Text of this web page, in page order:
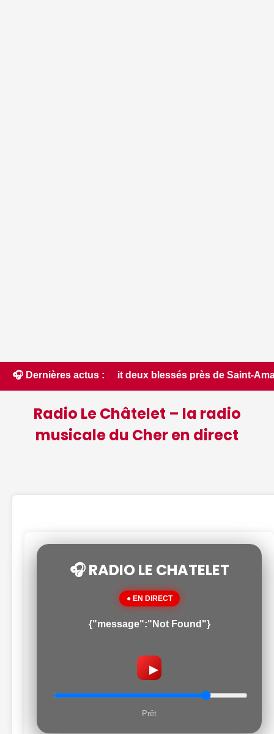
🎧 Dernières actus :
fait deux blessés près de Saint-Amand-
Radio Le Châtelet – la radio
musicale du Cher en direct
🎧 RADIO LE CHATELET
● EN DIRECT
{"message":"Not Found"}
▶
Prêt